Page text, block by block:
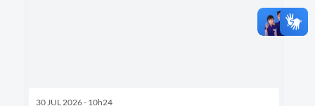
30 JUL 2026 - 10h24